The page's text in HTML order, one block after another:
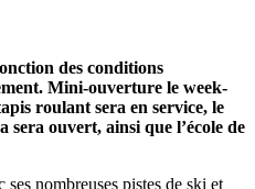
des conditions
Mini-ouverture le week-
roulant sera en service, le
ouvert, ainsi que l’école de
nombreuses pistes de ski et